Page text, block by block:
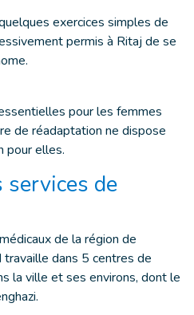
exercices simples de
permis à Ritaj de se
pour les femmes
de réadaptation ne dispose
pour elles.
services de
de la région de
dans 5 centres de
la ville et ses environs, dont le